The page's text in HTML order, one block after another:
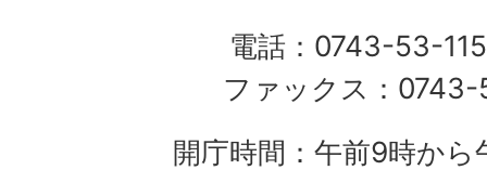
電話：0743-53-
ファックス：
開庁時間：午前9時か